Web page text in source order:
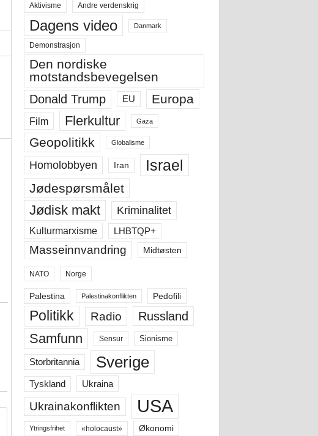
Aktivisme Andre verdenskrig
Dagens video Danmark
Demonstrasjon
Den nordiske
motstandsbevegelsen
Donald Trump EU Europa
Film Flerkultur Gaza
Geopolitikk Globalisme
Homolobbyen Iran Israel
Jødespørsmålet
Jødisk makt Kriminalitet
Kulturmarxisme LHBTQP+
Masseinnvandring Midtøsten
NATO Norge
Palestina Palestinakonflikten Pedofili
Politikk Radio Russland
Samfunn Sensur Sionisme
Storbritannia Sverige
Tyskland Ukraina
Ukrainakonflikten USA
Ytringsfrihet «holocaust» Økonomi